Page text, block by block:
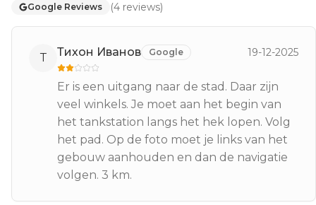
Google Reviews (4 reviews)
Т Тихон Иванов Google 19-12-2025
Er is een uitgang naar de stad. Daar zijn
veel winkels. Je moet aan het begin van
het tankstation langs het hek lopen. Volg
het pad. Op de foto moet je links van het
gebouw aanhouden en dan de navigatie
volgen. 3 km.